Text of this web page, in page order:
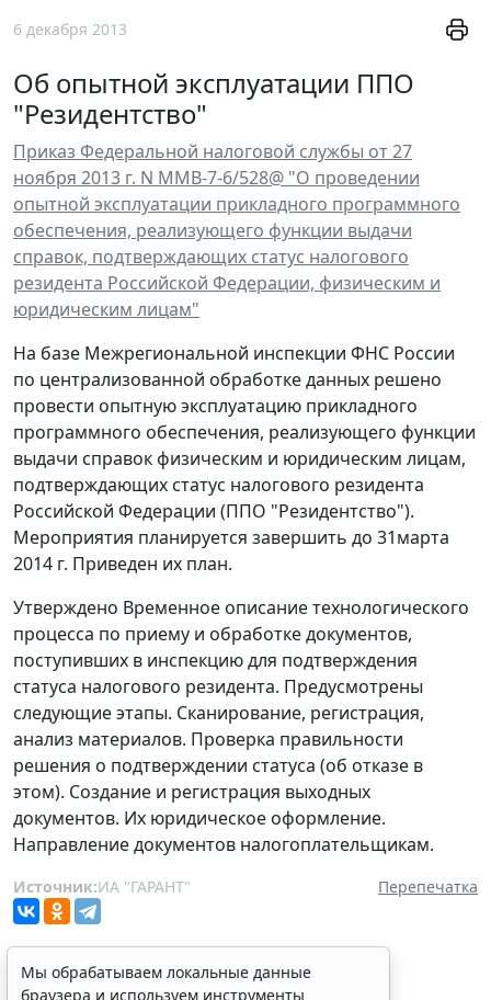
6 декабря 2013
Об опытной эксплуатации ППО
"Резидентство"
Приказ Федеральной налоговой службы от 27
ноября 2013 г. N ММВ-7-6/528@ "О проведении
опытной эксплуатации прикладного программного
обеспечения, реализующего функции выдачи
справок, подтверждающих статус налогового
резидента Российской Федерации, физическим и
юридическим лицам"
На базе Межрегиональной инспекции ФНС России
по централизованной обработке данных решено
провести опытную эксплуатацию прикладного
программного обеспечения, реализующего функции
выдачи справок физическим и юридическим лицам,
подтверждающих статус налогового резидента
Российской Федерации (ППО "Резидентство").
Мероприятия планируется завершить до 31марта
2014 г. Приведен их план.
Утверждено Временное описание технологического
процесса по приему и обработке документов,
поступивших в инспекцию для подтверждения
статуса налогового резидента. Предусмотрены
следующие этапы. Сканирование, регистрация,
анализ материалов. Проверка правильности
решения о подтверждении статуса (об отказе в
этом). Создание и регистрация выходных
документов. Их юридическое оформление.
Направление документов налогоплательщикам.
Источник:ИА "ГАРАНТ" Перепечатка
Мы обрабатываем локальные данные
браузера и используем инструменты